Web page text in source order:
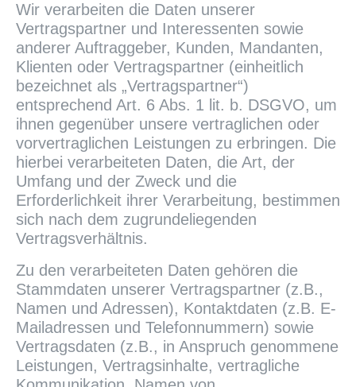
Wir verarbeiten die Daten unserer
Vertragspartner und Interessenten sowie
anderer Auftraggeber, Kunden, Mandanten,
Klienten oder Vertragspartner (einheitlich
bezeichnet als „Vertragspartner“)
entsprechend Art. 6 Abs. 1 lit. b. DSGVO, um
ihnen gegenüber unsere vertraglichen oder
vorvertraglichen Leistungen zu erbringen. Die
hierbei verarbeiteten Daten, die Art, der
Umfang und der Zweck und die
Erforderlichkeit ihrer Verarbeitung, bestimmen
sich nach dem zugrundeliegenden
Vertragsverhältnis.
Zu den verarbeiteten Daten gehören die
Stammdaten unserer Vertragspartner (z.B.,
Namen und Adressen), Kontaktdaten (z.B. E-
Mailadressen und Telefonnummern) sowie
Vertragsdaten (z.B., in Anspruch genommene
Leistungen, Vertragsinhalte, vertragliche